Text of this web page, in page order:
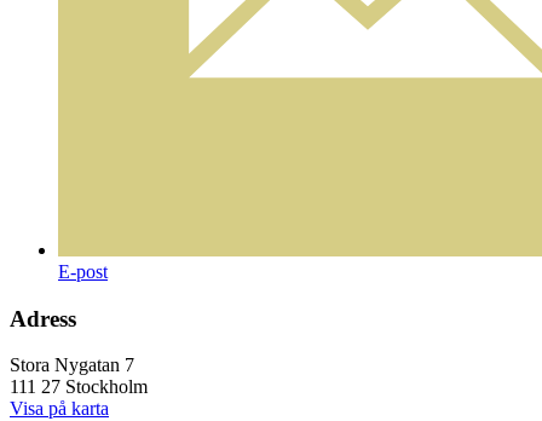
E-post
Adress
Stora Nygatan 7
111 27 Stockholm
Visa på karta